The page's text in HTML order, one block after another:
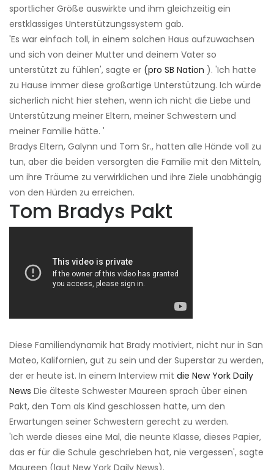
sportlicher Größe auswirkte und ihm gleichzeitig ein
erstklassiges Unterstützungssystem gab.
'Es war einfach toll, in einem solchen Haus aufzuwachsen
und sich von deiner Mutter und deinem Vater so
unterstützt zu fühlen', sagte er (pro SB Nation ). 'Ich hatte
zu Hause immer diese großartige Unterstützung. Ich würde
sicherlich nicht hier stehen, wenn ich nicht die Liebe und
Unterstützung meiner Eltern, meiner Schwestern und
meiner Familie hätte. '
Bradys Eltern, Galynn und Tom Sr., hatten alle Hände voll zu
tun, aber die beiden versorgten die Familie mit den Mitteln,
um ihre Träume zu verwirklichen und ihre Ziele unabhängig
von den Hürden zu erreichen.
Tom Bradys Pakt
Diese Familiendynamik hat Brady motiviert, nicht nur in San
Mateo, Kalifornien, gut zu sein und der Superstar zu werden,
der er heute ist. In einem Interview mit die New York Daily
News Die älteste Schwester Maureen sprach über einen
Pakt, den Tom als Kind geschlossen hatte, um den
Erwartungen seiner Schwestern gerecht zu werden.
'Ich werde dieses eine Mal, die neunte Klasse, dieses Papier,
das er für die Schule geschrieben hat, nie vergessen', sagte
Maureen (laut New York Daily News).